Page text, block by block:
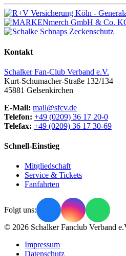
Kontakt
Schalker Fan-Club Verband e.V.
Kurt-Schumacher-Straße 132/134
45881 Gelsenkirchen
E-Mail: mail@sfcv.de
Telefon: +49 (0209) 36 17 20-0
Telefax: +49 (0209) 36 17 30-69
Schnell-Einstieg
Mitgliedschaft
Service & Tickets
Fanfahrten
Folgt uns:
© 2026 Schalker Fanclub Verband
Impressum
Datenschutz